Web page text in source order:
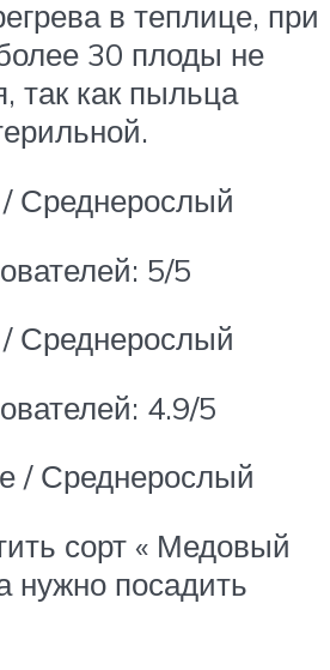
в теплице, при
30 плоды не
так как пыльца
Среднерослый
5/5
Среднерослый
4.9/5
/ Среднерослый
сорт « Медовый
нужно посадить